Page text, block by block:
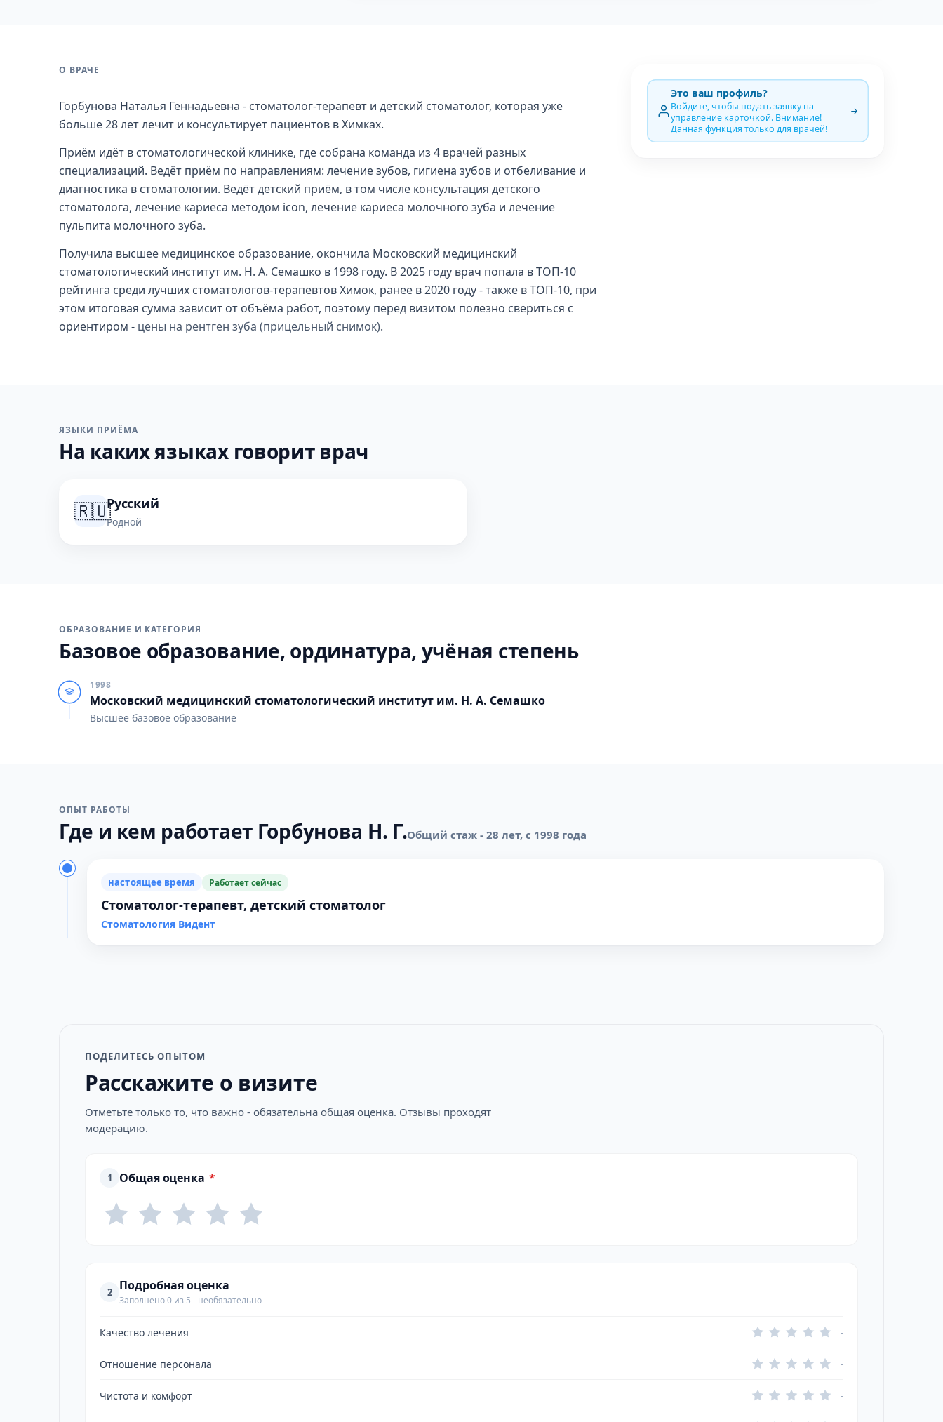
О ВРАЧЕ
Горбунова Наталья Геннадьевна - стоматолог-терапевт и детский стоматолог, которая уже
больше 28 лет лечит и консультирует пациентов в Химках.
Приём идёт в стоматологической клинике, где собрана команда из 4 врачей разных
специализаций. Ведёт приём по направлениям: лечение зубов, гигиена зубов и отбеливание и
диагностика в стоматологии. Ведёт детский приём, в том числе консультация детского
стоматолога, лечение кариеса методом icon, лечение кариеса молочного зуба и лечение
пульпита молочного зуба.
Получила высшее медицинское образование, окончила Московский медицинский
стоматологический институт им. Н. А. Семашко в 1998 году. В 2025 году врач попала в ТОП-10
рейтинга среди лучших стоматологов-терапевтов Химок, ранее в 2020 году - также в ТОП-10, при
этом итоговая сумма зависит от объёма работ, поэтому перед визитом полезно свериться с
ориентиром - цены на рентген зуба (прицельный снимок).
Это ваш профиль?
Войдите, чтобы подать заявку на
управление карточкой. Внимание!
Данная функция только для врачей!
ЯЗЫКИ ПРИЁМА
На каких языках говорит врач
🇷🇺Русский
Родной
ОБРАЗОВАНИЕ И КАТЕГОРИЯ
Базовое образование, ординатура, учёная степень
1998
Московский медицинский стоматологический институт им. Н. А. Семашко
Высшее базовое образование
ОПЫТ РАБОТЫ
Где и кем работает Горбунова Н. Г.Общий стаж - 28 лет, с 1998 года
настоящее время Работает сейчас
Стоматолог-терапевт, детский стоматолог
Стоматология Видент
ПОДЕЛИТЕСЬ ОПЫТОМ
Расскажите о визите
Отметьте только то, что важно - обязательна общая оценка. Отзывы проходят
модерацию.
1 Общая оценка *
2 Подробная оценка
Заполнено 0 из 5 - необязательно
Качество лечения -
Отношение персонала -
Чистота и комфорт -